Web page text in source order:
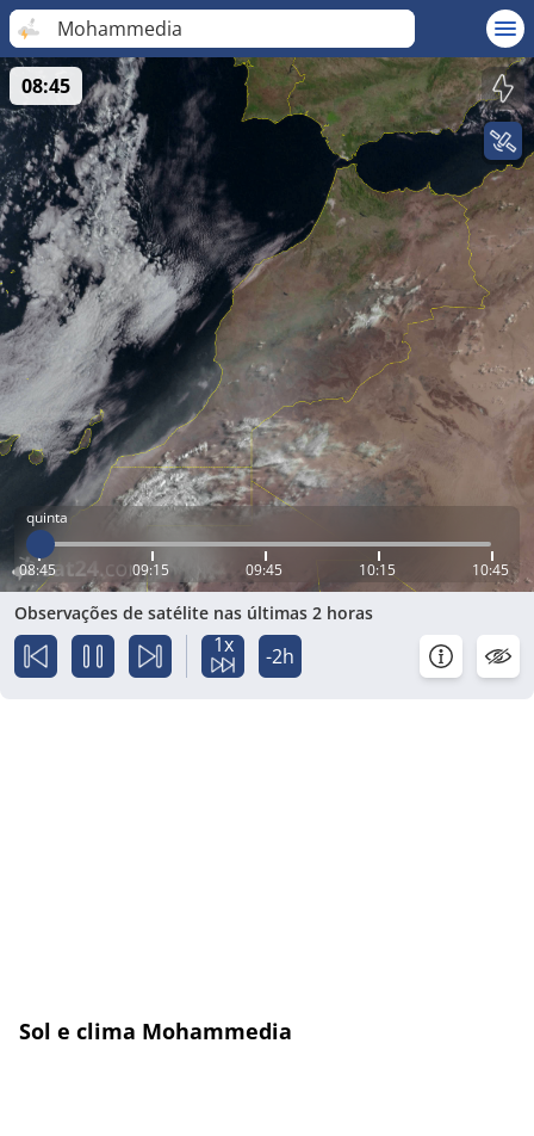
Mohammedia
quinta
08:45 09:15 09:45 10:15 10:45
08:45
Observações de satélite nas últimas 2 horas
1x -2h
Sol e clima Mohammedia